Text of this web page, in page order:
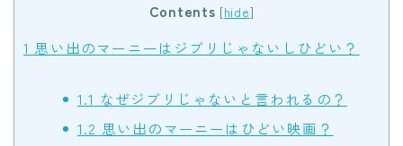
Contents [hide]
1 思い出のマーニーはジブリじゃないしひどい？
1.1 なぜジブリじゃないと言われるの？
1.2 思い出のマーニーはひどい映画？